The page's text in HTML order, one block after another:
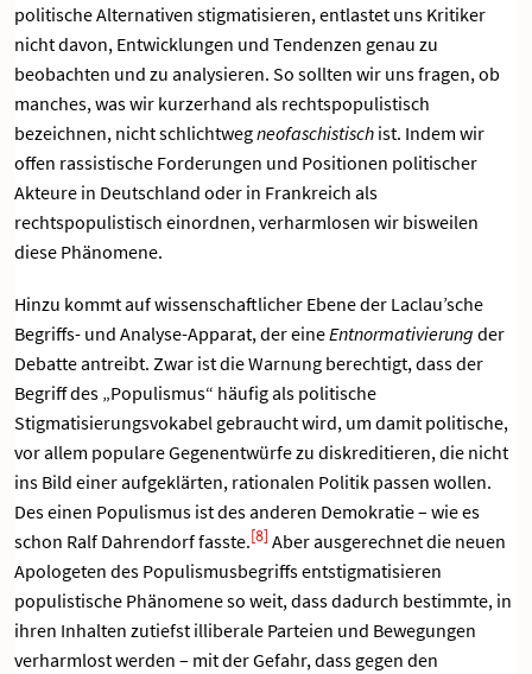
politische Alternativen stigmatisieren, entlastet uns Kritiker
nicht davon, Entwicklungen und Tendenzen genau zu
beobachten und zu analysieren. So sollten wir uns fragen, ob
manches, was wir kurzerhand als rechtspopulistisch
bezeichnen, nicht schlichtwegneofaschistisch ist. Indem wir
offen rassistische Forderungen und Positionen politischer
Akteure in Deutschland oder in Frankreich als
rechtspopulistisch einordnen, verharmlosen wir bisweilen
diese Phänomene.
Hinzu kommt auf wissenschaftlicher Ebene der Laclau’sche
Begriffs- und Analyse-Apparat, der eineEntnormativierung der
Debatte antreibt. Zwar ist die Warnung berechtigt, dass der
Begriff des „Populismus“ häufig als politische
Stigmatisierungsvokabel gebraucht wird, um damit politische,
vor allem populare Gegenentwürfe zu diskreditieren, die nicht
ins Bild einer aufgeklärten, rationalen Politik passen wollen.
Des einen Populismus ist des anderen Demokratie – wie es
schon Ralf Dahrendorf fasste.[8] Aber ausgerechnet die neuen
Apologeten des Populismusbegriffs entstigmatisieren
populistische Phänomene so weit, dass dadurch bestimmte, in
ihren Inhalten zutiefst illiberale Parteien und Bewegungen
verharmlost werden – mit der Gefahr, dass gegen den